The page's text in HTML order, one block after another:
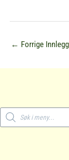
← Forrige Innlegg
Products
search